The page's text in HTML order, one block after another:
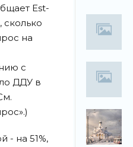
Est-
на
с
ДДУ в
- на 51%,